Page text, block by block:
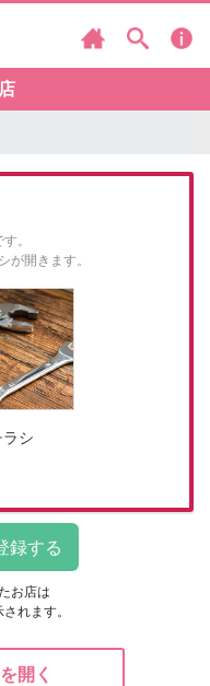
。
が開きます。
シ
お店は
れます。
開く